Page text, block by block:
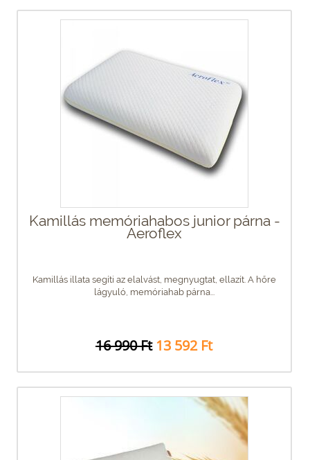
Kamillás memóriahabos junior párna -
Aeroflex
Kamillás illata segíti az elalvást, megnyugtat, ellazít. A hőre
lágyuló, memóriahab párna...
16 990 Ft 13 592 Ft